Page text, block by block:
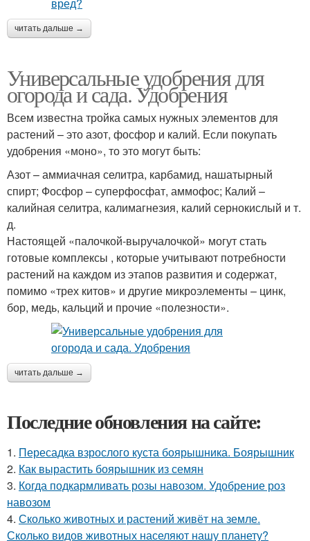
читать дальше →
Универсальные удобрения для
огорода и сада. Удобрения
Всем известна тройка самых нужных элементов для
растений – это азот, фосфор и калий. Если покупать
удобрения «моно», то это могут быть:
Азот – аммиачная селитра, карбамид, нашатырный
спирт; Фосфор – суперфосфат, аммофос; Калий –
калийная селитра, калимагнезия, калий сернокислый и т.
д.
Настоящей «палочкой-выручалочкой» могут стать
готовые комплексы , которые учитывают потребности
растений на каждом из этапов развития и содержат,
помимо «трех китов» и другие микроэлементы – цинк,
бор, медь, кальций и прочие «полезности».
читать дальше →
Последние обновления на сайте:
1. Пересадка взрослого куста боярышника. Боярышник
2. Как вырастить боярышник из семян
3. Когда подкармливать розы навозом. Удобрение роз
навозом
4. Сколько животных и растений живёт на земле.
Сколько видов животных населяют нашу планету?